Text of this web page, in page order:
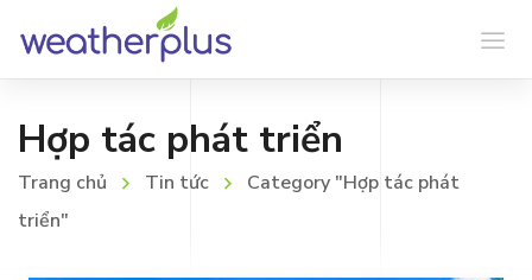
Hợp tác phát triển
Trang chủ Tin tức
Category "Hợp tác phát
triển"